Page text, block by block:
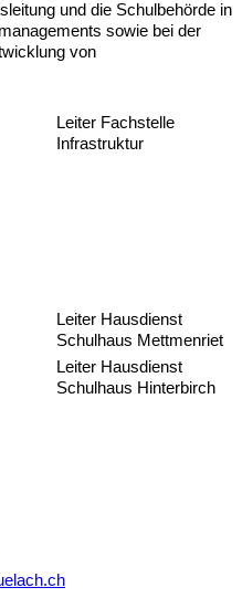
und die Schulbehörde in
sowie bei der
von
Leiter Fachstelle
Infrastruktur
Leiter Hausdienst
Schulhaus Mettmenriet
Leiter Hausdienst
Schulhaus Hinterbirch